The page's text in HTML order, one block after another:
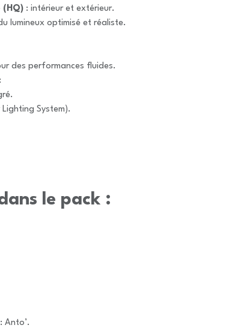
: intérieur et extérieur.
lumineux optimisé et réaliste.
des performances fluides.
:
Lighting System).
le pack :
: Anto’.